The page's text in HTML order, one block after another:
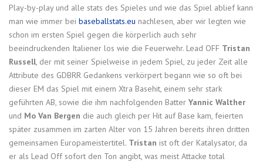
Play-by-play und alle stats des Spieles und wie das Spiel ablief kann
man wie immer bei baseballstats.eu nachlesen, aber wir legten wie
schon im ersten Spiel gegen die körperlich auch sehr
beeindruckenden Italiener los wie die Feuerwehr. Lead OFF Tristan
Russell, der mit seiner Spielweise in jedem Spiel, zu jeder Zeit alle
Attribute des GDBRR Gedankens verkörpert begann wie so oft bei
dieser EM das Spiel mit einem Xtra Basehit, einem sehr stark
geführten AB, sowie die ihm nachfolgenden Batter Yannic Walther
und Mo Van Bergen die auch gleich per Hit auf Base kam, feierten
später zusammen im zarten Alter von 15 Jahren bereits ihren dritten
gemeinsamen Europameistertitel. Tristan ist oft der Katalysator, da
er als Lead Off sofort den Ton angibt, was meist Attacke total